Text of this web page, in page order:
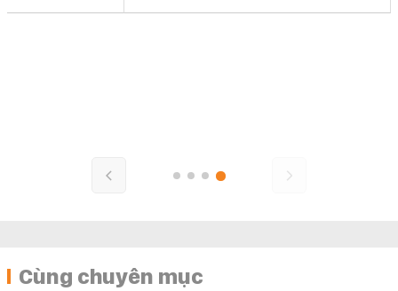
Cùng chuyên mục